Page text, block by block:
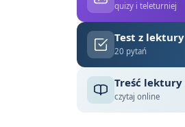
quizy i teleturniej
Test z lektury
20 pytań
Treść lektury
czytaj online